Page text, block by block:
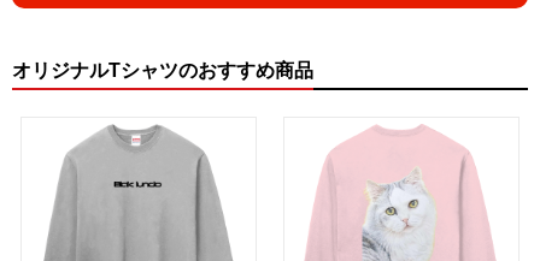
オリジナルTシャツのおすすめ商品